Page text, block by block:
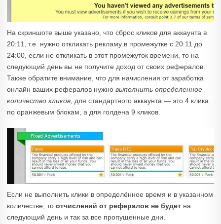
На скриншоте выше указано, что сброс кликов для аккаунта в
20:11, т.е. нужно откликать рекламу в промежутке с 20:11 до
24:00, если не откликать в этот промежуток времени, то на
следующий день вы не получите доход от своих рефералов.
Также обратите внимание, что для начисления от заработка
онлайн ваших рефералов нужно выполнить определенное
количество кликов , для стандартного аккаунта — это 4 клика
по оранжевым блокам, а для голдена 9 кликов.
Если не выполнить клики в определённое время и в указанном
количестве, то отчислений от рефералов не будет на
следующий день и так за все пропущенные дни.